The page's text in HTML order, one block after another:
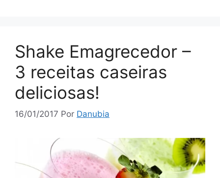
Shake Emagrecedor –
3 receitas caseiras
deliciosas!
16/01/2017 Por Danubia